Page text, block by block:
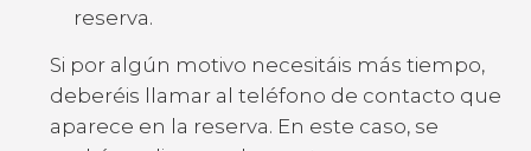
reserva.
Si por algún motivo necesitáis más tiempo,
deberéis llamar al teléfono de contacto que
aparece en la reserva. En este caso, se